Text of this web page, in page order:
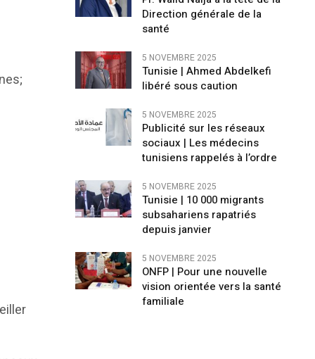
Direction générale de la
santé
5 NOVEMBRE 2025
Tunisie | Ahmed Abdelkefi
libéré sous caution
5 NOVEMBRE 2025
Publicité sur les réseaux
sociaux | Les médecins
tunisiens rappelés à l’ordre
5 NOVEMBRE 2025
Tunisie | 10 000 migrants
subsahariens rapatriés
depuis janvier
5 NOVEMBRE 2025
ONFP | Pour une nouvelle
vision orientée vers la santé
familiale